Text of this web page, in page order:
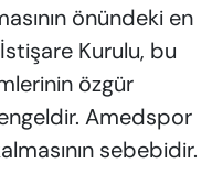
önündeki en
Kurulu, bu
özgür
Amedspor
sebebidir.